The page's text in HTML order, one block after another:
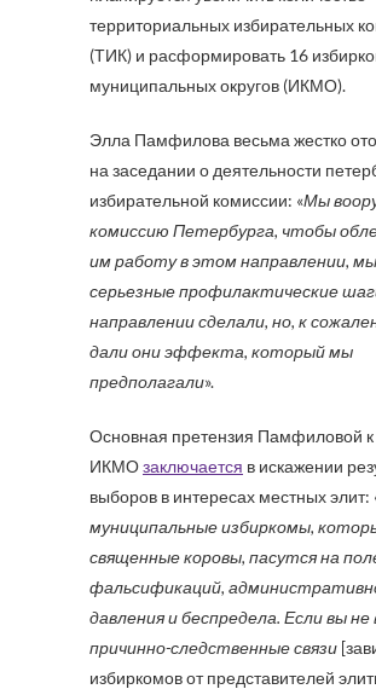
территориальных избирательных
(ТИК) и расформировать 16
муниципальных округов (ИКМО).
Элла Памфилова весьма жестко
на заседании о деятельности
избирательной комиссии: «Мы
комиссию Петербурга, чтобы
им работу в этом направлении, мы
серьезные профилактические
направлении сделали, но, к
дали они эффекта, который мы
предполагали».
Основная претензия Памфиловой к
ИКМОзаключается в искажении
выборов в интересах местных элит:
муниципальные избиркомы,
священные коровы, пасутся на
фальсификаций,
давления и беспредела. Если вы
причинно-следственные связи
избиркомов от представителей